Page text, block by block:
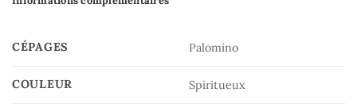
CÉPAGES Palomino
COULEUR Spiritueux